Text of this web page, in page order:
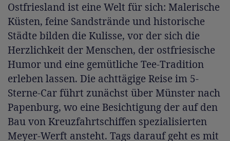
Ostfriesland ist eine Welt für sich: Malerische
Küsten, feine Sandstrände und historische
Städte bilden die Kulisse, vor der sich die
Herzlichkeit der Menschen, der ostfriesische
Humor und eine gemütliche Tee-Tradition
erleben lassen. Die achttägige Reise im 5-
Sterne-Car führt zunächst über Münster nach
Papenburg, wo eine Besichtigung der auf den
Bau von Kreuzfahrtschiffen spezialisierten
Meyer-Werft ansteht. Tags darauf geht es mit